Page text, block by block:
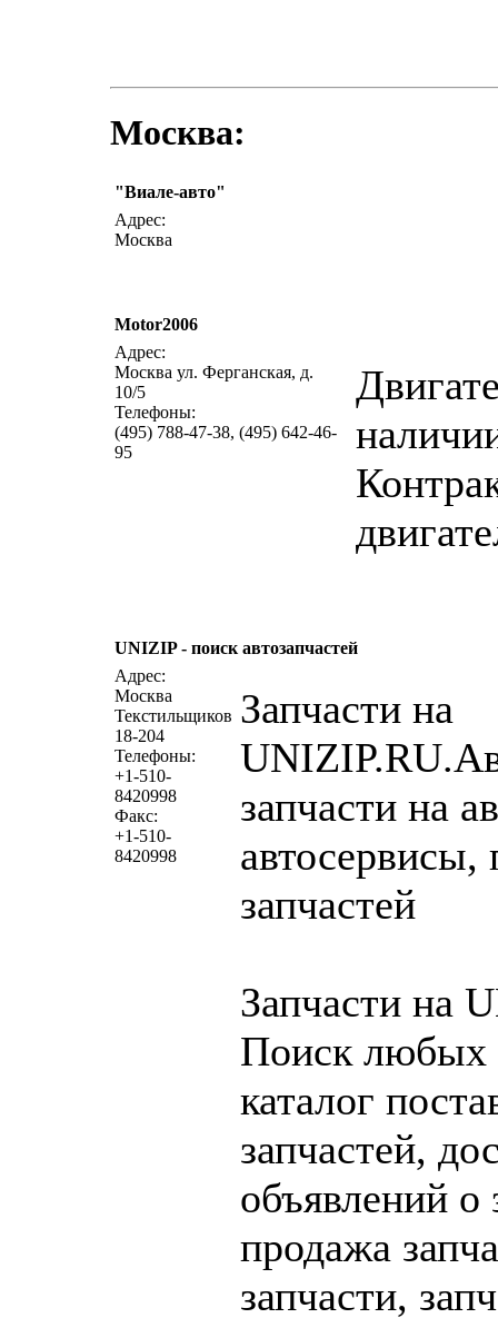
Москва:
"Виале-авто"
Адрес:
Москва
Motor2006
Адрес:
Москва ул. Ферганская, д.
10/5
Телефоны:
(495) 788-47-38, (495) 642-46-
95
UNIZIP - поиск автозапчастей
Адрес:
Москва
Текстильщиков
18-204
Телефоны:
+1-510-
8420998
Факс:
+1-510-
8420998
Запчасти на
запчасти на
автосервисы,
запчастей
Запчасти на
Поиск любых
каталог
запчастей,
объявлений о
продажа
запчасти,